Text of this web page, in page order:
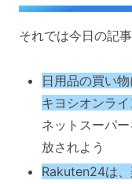
それでは今日の記
日用品の買い
キヨシオンライ
ネットスーパ
放されよう
Rakuten24は